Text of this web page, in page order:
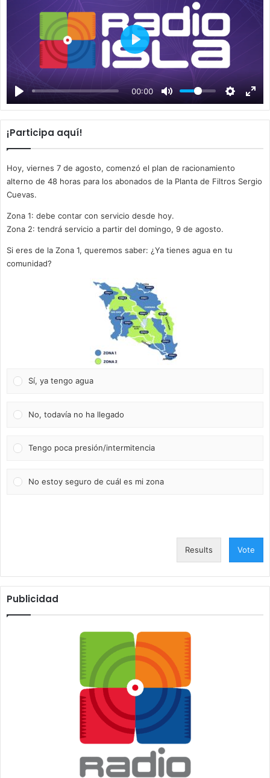
00:00
P
a
y
¡Participa aquí!
Hoy, viernes 7 de agosto, comenzó el plan de racionamiento
alterno de 48 horas para los abonados de la Planta de Filtros Sergio
Cuevas.
Zona 1: debe contar con servicio desde hoy.
Zona 2: tendrá servicio a partir del domingo, 9 de agosto.
Si eres de la Zona 1, queremos saber: ¿Ya tienes agua en tu
comunidad?
Sí, ya tengo agua
No, todavía no ha llegado
Tengo poca presión/intermitencia
No estoy seguro de cuál es mi zona
Results Vote
Publicidad